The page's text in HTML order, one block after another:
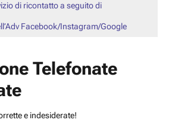
di ricontatto a seguito di
Facebook/Instagram/Google
Telefonate
e indesiderate!